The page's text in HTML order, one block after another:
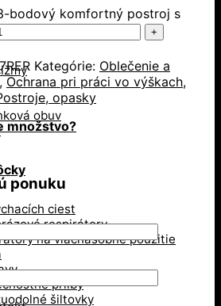
obuv
ciest
respirátory
na viacnásobné použitie
prilby
šiltovky
bodový komfortný postroj s
Kategórie: Oblečenie a
,Ochrana pri práci vo výškach,
opasky
množstvo?
ponuku